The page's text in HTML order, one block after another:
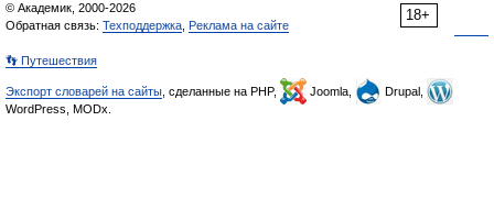
18+
© Академик, 2000-2026
Обратная связь: Техподдержка Реклама на сайте
👣 Путешествия
Экспорт словарей на сайты , сделанные на PHP, Joomla,
Drupal,
WordPress, MODx.